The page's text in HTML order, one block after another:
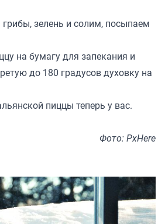
зелень и солим, посыпаем
на бумагу для запекания и
до 180 градусов духовку на
пиццы теперь у вас.
Фото: PxHere